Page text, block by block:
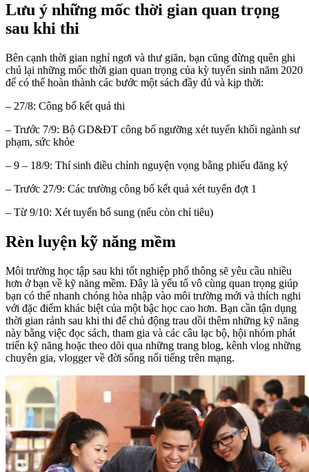
Lưu ý những mốc thời gian quan trọng
sau khi thi
Bên cạnh thời gian nghỉ ngơi và thư giãn, bạn cũng đừng quên ghi
chú lại những mốc thời gian quan trọng của kỳ tuyển sinh năm 2020
để có thể hoàn thành các bước một sách đầy đủ và kịp thời:
– 27/8: Công bố kết quả thi
– Trước 7/9: Bộ GD&ĐT công bố ngưỡng xét tuyển khối ngành sư
phạm, sức khỏe
– 9 – 18/9: Thí sinh điều chỉnh nguyện vọng bằng phiếu đăng ký
– Trước 27/9: Các trường công bố kết quả xét tuyển đợt 1
– Từ 9/10: Xét tuyển bổ sung (nếu còn chỉ tiêu)
Rèn luyện kỹ năng mềm
Môi trường học tập sau khi tốt nghiệp phổ thông sẽ yêu cầu nhiều
hơn ở bạn về kỹ năng mềm. Đây là yếu tố vô cùng quan trọng giúp
bạn có thể nhanh chóng hòa nhập vào môi trường mới và thích nghi
với đặc điểm khác biệt của một bậc học cao hơn. Bạn cần tận dụng
thời gian rảnh sau khi thi để chủ động trau dồi thêm những kỹ năng
này bằng việc đọc sách, tham gia và các câu lạc bộ, hội nhóm phát
triển kỹ năng hoặc theo dõi qua những trang blog, kênh vlog những
chuyên gia, vlogger về đời sống nổi tiếng trên mạng.